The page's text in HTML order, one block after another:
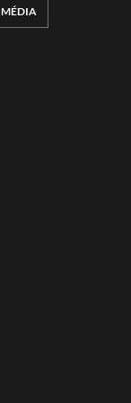
MÉDIA